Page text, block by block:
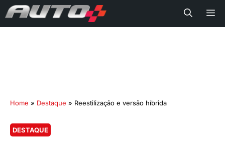
Home » Destaque » Reestilização e versão híbrida
DESTAQUE